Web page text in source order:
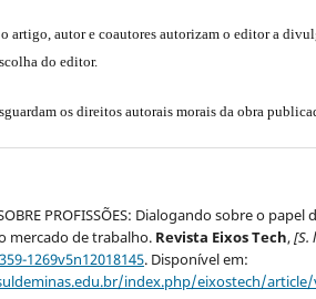
artigo, autor e coautores autorizam o editor a
do editor.
os direitos autorais morais da obra
PROFISSÕES: Dialogando sobre o papel
mercado de trabalho. Revista Eixos Tech,[S.
1269v5n12018145. Disponível em:
index.php/eixostech/